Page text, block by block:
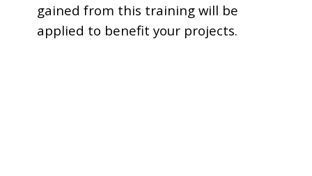
gained from this training will be
applied to benefit your projects.